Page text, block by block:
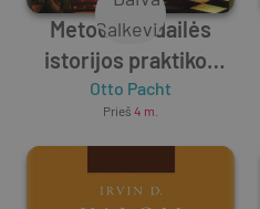
Metodiniai dailės
istorijos praktikos
principai
Otto Pacht
Prieš 4 m.